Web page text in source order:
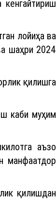
лойиҳа ва
шаҳри 2024
қилишга
каби муҳим
аъзо
манфаатдор
қилишдан